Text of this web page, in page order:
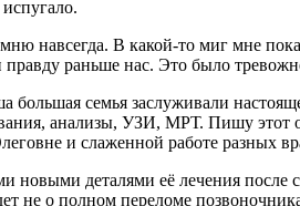
навсегда. В какой-то миг мне
правду раньше нас. Это было
семья заслуживали
анализы, УЗИ, МРТ. Пишу этот
и слаженной работе разных
новыми деталями её лечения
не о полном переломе